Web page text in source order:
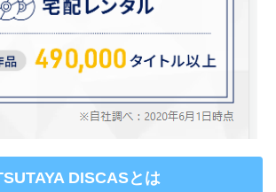
DISCASとは